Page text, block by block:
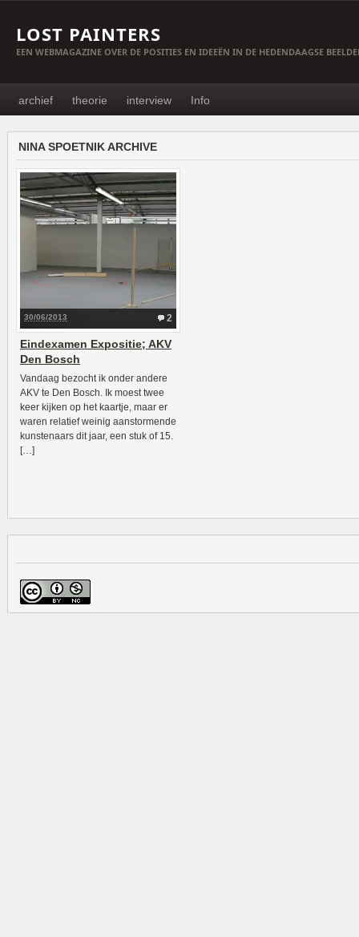
LOST PAINTERS
EEN WEBMAGAZINE OVER DE POSITIES EN IDEEËN IN DE HEDENDAAGSE
archief theorie interview Info
NINA SPOETNIK ARCHIVE
2
30/06/2013
Eindexamen Expositie; AKV
Den Bosch
Vandaag bezocht ik onder andere
AKV te Den Bosch. Ik moest twee
keer kijken op het kaartje, maar er
waren relatief weinig aanstormende
kunstenaars dit jaar, een stuk of 15.
[…]